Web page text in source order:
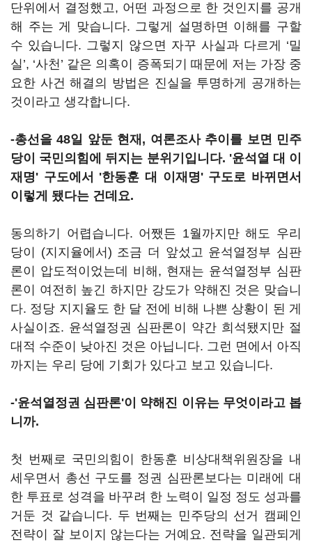
단위에서 결정했고, 어떤 과정으로 한 것인지를 공개
해 주는 게 맞습니다. 그렇게 설명하면 이해를 구할
수 있습니다. 그렇지 않으면 자꾸 사실과 다르게 ‘밀
실’, ‘사천’ 같은 의혹이 증폭되기 때문에 저는 가장 중
요한 사건 해결의 방법은 진실을 투명하게 공개하는
것이라고 생각합니다.
-총선을 48일 앞둔 현재, 여론조사 추이를 보면 민주
당이 국민의힘에 뒤지는 분위기입니다. '윤석열 대 이
재명' 구도에서 '한동훈 대 이재명' 구도로 바뀌면서
이렇게 됐다는 건데요.
동의하기 어렵습니다. 어쨌든 1월까지만 해도 우리
당이 (지지율에서) 조금 더 앞섰고 윤석열정부 심판
론이 압도적이었는데 비해, 현재는 윤석열정부 심판
론이 여전히 높긴 하지만 강도가 약해진 것은 맞습니
다. 정당 지지율도 한 달 전에 비해 나쁜 상황이 된 게
사실이죠. 윤석열정권 심판론이 약간 희석됐지만 절
대적 수준이 낮아진 것은 아닙니다. 그런 면에서 아직
까지는 우리 당에 기회가 있다고 보고 있습니다.
-'윤석열정권 심판론'이 약해진 이유는 무엇이라고 봅
니까.
첫 번째로 국민의힘이 한동훈 비상대책위원장을 내
세우면서 총선 구도를 정권 심판론보다는 미래에 대
한 투표로 성격을 바꾸려 한 노력이 일정 정도 성과를
거둔 것 같습니다. 두 번째는 민주당의 선거 캠페인
전략이 잘 보이지 않는다는 거예요. 전략을 일관되게